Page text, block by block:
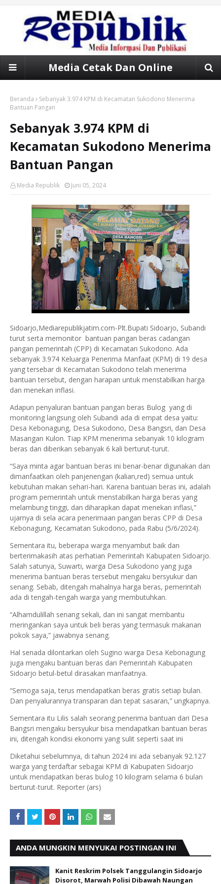
Media Cetak Dan Online
Beranda
Sebanyak 3.974 KPM di Kecamatan Sukodono Menerima
Bantuan Pangan
Sebanyak 3.974 KPM di
Kecamatan Sukodono Menerima
Bantuan Pangan
Media Republik Juni 05, 2024
Sidoarjo,Mediarepublikjatim.com-Plt.Bupati Sidoarjo, Subandi
turut serta memonitor bantuan pangan beras cadangan
pangan pemerintah (CPP) di Kecamatan Sukodono. Ada
sebanyak 3.974 Keluarga Penerima Manfaat (KPM) di 19 desa
yang tersebar di Kecamatan Sukodono telah menerima
bantuan tersebut, dengan harapan untuk menstabilkan harga
dan menekan inflasi.
Adapun penyaluran bantuan pangan beras Bulog yang di
monitoring langsung oleh Subandi ada di empat desa yaitu:
Desa Kebonagung, Desa Sukodono, Desa Bangsri, dan Desa
Masangan Kulon. Tiap KPM menerima sebanyak 10 kilogram
beras dan diberikan sebanyak 6 kali berturut-turut.
“Saya minta agar bantuan beras ini benar-benar digunakan dan
dimanfaatkan oleh panjenengan (kalian,red) semua untuk
kebutuhan makan sehari-hari. Karena bantuan beras ini, adalah
program pemerintah untuk menstabilkan harga beras yang
melambung tinggi, dan diharapkan dapat menekan inflasi,”
ujarnya di sela acara penerimaan pangan beras CPP di Desa
Kebonagung, Kecamatan Sukodono, pada Rabu (5/6/2024).
Sementara itu, beberapa warga menyambut baik dan
berterimakasih atas perhatian Pemerintah Kabupaten Sidoarjo.
Salah satunya, Suwarti, warga Desa Sukodono yang juga
menerima bantuan beras tersebut mengaku bersyukur dan
senang. Sebab, ditengah mahalnya harga beras, pemerintah
ada di tengah-tengah warga yang membutuhkan.
“Alhamdulillah senang sekali, dan ini sangat membantu
meringankan saya untuk beli beras yang termasuk makanan
pokok saya,” jawabnya senang.
Hal senada dilontarkan oleh Sugino warga Desa Kebonagung
juga mengaku bantuan beras dari Pemerintah Kabupaten
Sidoarjo betul-betul dirasakan manfaatnya.
“Semoga saja, terus mendapatkan beras gratis setiap bulan.
Dan penyalurannya transparan dan tepat sasaran,” ungkapnya.
Sementara itu Lilis salah seorang penerima bantuan dari Desa
Bangsri mengaku bersyukur bisa mendapatkan bantuan beras
ini, ditengah kondisi ekonomi yang sulit seperti saat ini
Diketahui sebelumnya, di tahun 2024 ini ada sebanyak 92.127
warga yang terdaftar sebagai KPM di Kabupaten Sidoarjo
untuk mendapatkan beras bulog 10 kilogram selama 6 bulan
berturut-turut. Reporter (ars)
ANDA MUNGKIN MENYUKAI POSTINGAN INI
Kanit Reskrim Polsek Tanggulangin Sidoarjo
Disorot, Marwah Polisi Dibawah Naungan